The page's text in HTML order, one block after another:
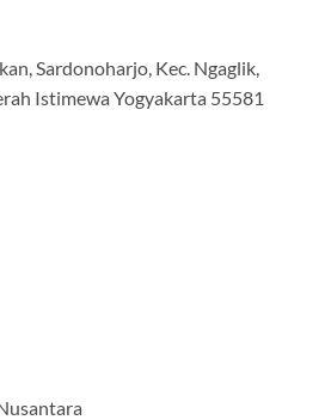
Sardonoharjo, Kec. Ngaglik,
Istimewa Yogyakarta 55581